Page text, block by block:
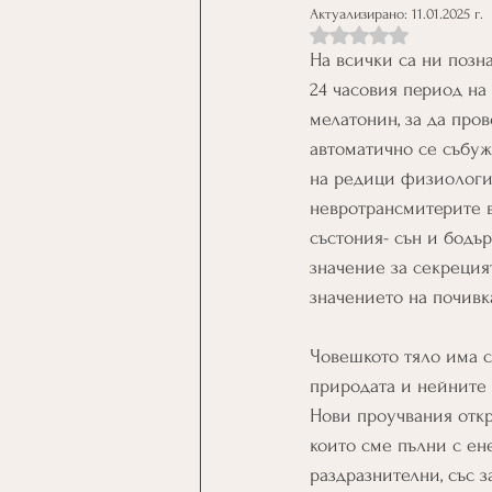
Актуализирано: 11.01.2025 г.
Оценено с NaN от 5
На всички са ни
24 часовия период
мелатонин, за да
автоматично се
на редици
невротрансмитерите
състония- сън и
значение за
значението на
Човешкото тяло има
природата и
Нови проучвания
които сме пълни с
раздразнителни, със